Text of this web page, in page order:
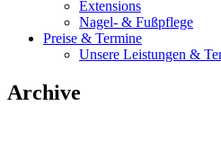
Extensions
Nagel- & Fußpflege
Preise & Termine
Unsere Leistungen &
Archive